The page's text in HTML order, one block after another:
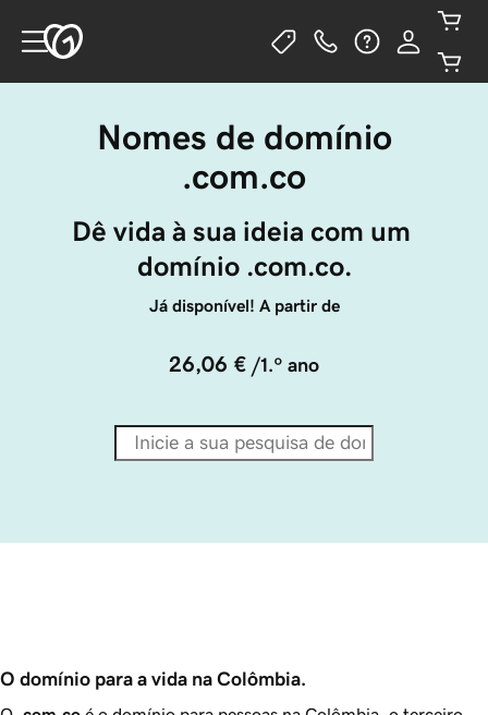
Nomes de domínio
.com.co
Dê vida à sua ideia com um
domínio .com.co.
Já disponível! A partir de
26,06 € /1.º ano
O domínio para a vida na Colômbia.